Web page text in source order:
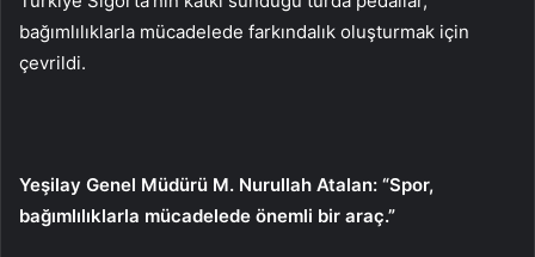
bağımlılıklarla mücadelede farkındalık oluşturmak için
çevrildi.
Yeşilay Genel Müdürü M. Nurullah Atalan: “Spor,
bağımlılıklarla mücadelede önemli bir araç.”